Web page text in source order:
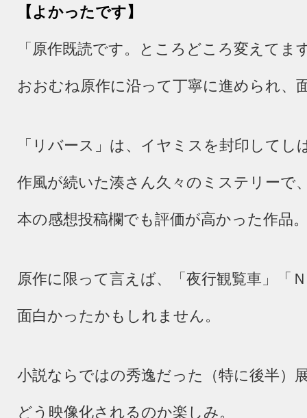
【よかったです】
「原作既読です。ところどころ変えてま
おおむね原作に沿って丁寧に進められ、
「リバース」は、イヤミスを封印してし
作風が続いた湊さん久々のミステリーで
本の感想投稿欄でも評価が高かった作品
原作に限って言えば、「夜行観覧車」「
面白かったかもしれません。
小説ならではの秀逸だった（特に後半）
どう映像化されるのか楽しみ。